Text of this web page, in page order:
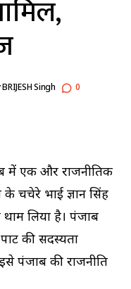
BRIJESH Singh 0
में एक और राजनीतिक
के चचेरे भाई ज्ञान सिंह
थाम लिया है। पंजाब
की सदस्यता
पंजाब की राजनीति